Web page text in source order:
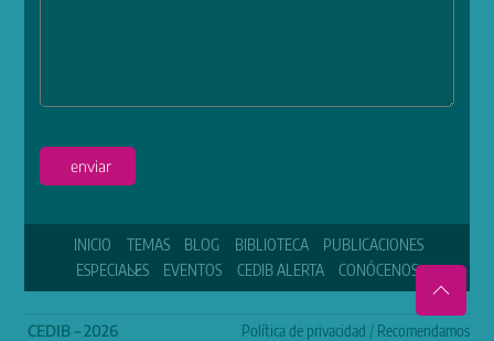
enviar
INICIO TEMAS BLOG BIBLIOTECA
PUBLICACIONES
ESPECIALES
EVENTOS CEDIB ALERTA CONÓCENOS
CEDIB – 2026 Política de privacidad / Recomendamos